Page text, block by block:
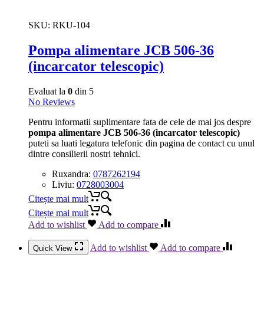
SKU: RKU-104
Pompa alimentare JCB 506-36
(incarcator telescopic)
Evaluat la 0 din 5
No Reviews
Pentru informatii suplimentare fata de cele de mai jos despre
pompa alimentare JCB 506-36 (incarcator telescopic)
puteti sa luati legatura telefonic din pagina de contact cu unul
dintre consilierii nostri tehnici.
Ruxandra: 0787262194
Liviu: 0728003004
Citește mai mult
Citește mai mult
Add to wishlist
Add to compare
Quick View Add to wishlist Add to compare